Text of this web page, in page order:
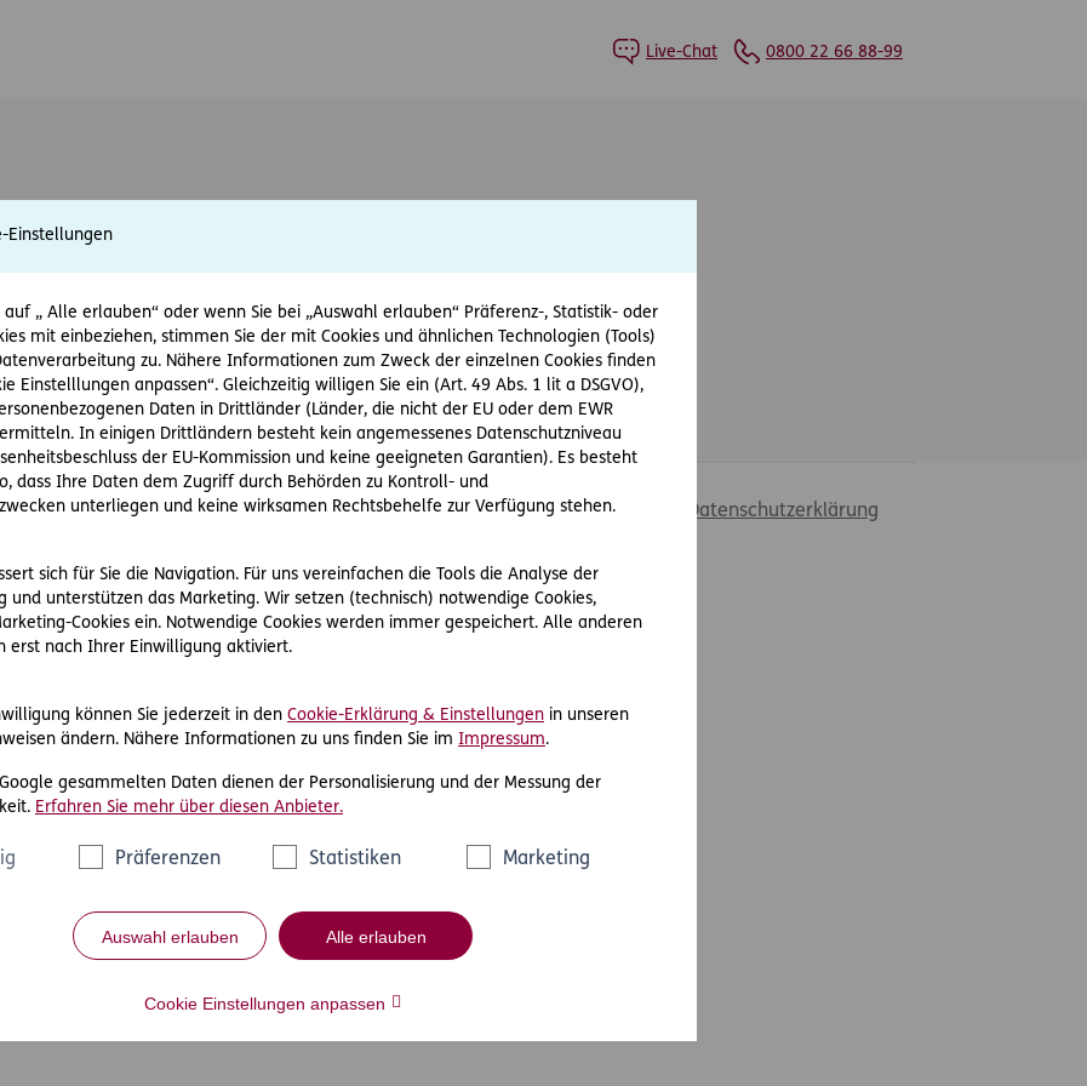
Einstellungen
„ Alle erlauben“ oder wenn Sie bei „Auswahl erlauben“ Präferenz-, Statistik- oder
mit einbeziehen, stimmen Sie der mit Cookies und ähnlichen Technologien (Tools)
zu. Nähere Informationen zum Zweck der einzelnen Cookies finden
Einstelllungen anpassen“. Gleichzeitig willigen Sie ein (Art. 49 Abs. 1 lit a DSGVO),
Daten in Drittländer (Länder, die nicht der EU oder dem EWR
In einigen Drittländern besteht kein angemessenes Datenschutzniveau
der EU-Kommission und keine geeigneten Garantien). Es besteht
dass Ihre Daten dem Zugriff durch Behörden zu Kontroll- und
unterliegen und keine wirksamen Rechtsbehelfe zur Verfügung stehen.
sich für Sie die Navigation. Für uns vereinfachen die Tools die Analyse der
und unterstützen das Marketing. Wir setzen (technisch) notwendige Cookies,
Cookies ein. Notwendige Cookies werden immer gespeichert. Alle anderen
erst nach Ihrer Einwilligung aktiviert.
können Sie jederzeit in den Cookie-Erklärung & Einstellungen in unseren
ändern. Nähere Informationen zu uns finden Sie im Impressum.
gesammelten Daten dienen der Personalisierung und der Messung der
Erfahren Sie mehr über diesen Anbieter.
Präferenzen Statistiken Marketing
Auswahl erlauben Alle erlauben
Cookie Einstellungen anpassen
Live-Chat 0800 22 66 88-99
Barrierefreiheit Impressum Rechtliche Hinweise & Datenschutzerklärung